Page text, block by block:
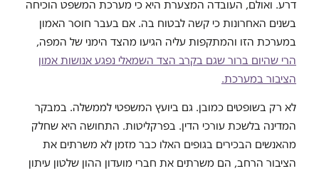
דרע. ואולם, העובדה המצערת היא כי מערכת המשפט הוכיחה
בשנים האחרונות כי קשה לבטוח בה. אם בעבר חוסר האמון
במערכת הזו והמתקפות עליה הגיעו מהצד הימני של המפה,
הרי שהיום ברור שגם בקרב הצד השמאלי נפגע אנושות אמון
הציבור במערכת.
לא רק בשופטים כמובן. גם ביועץ המשפטי לממשלה. במבקר
המדינה בלשכת עורכי הדין. בפרקליטות. התחושה היא שחלק
מהאנשים הבכירים בגופים האלו כבר מזמן לא משרתים את
הציבור הרחב, הם משרתים את חברי מועדון ההון שלטון עיתון